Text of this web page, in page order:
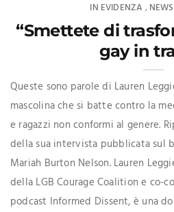
IN EVIDENZA , NEWS
“Smettete di
gay in
Queste sono parole di Lauren
mascolina che si batte contro la
e ragazzi non conformi al genere.
della sua intervista pubblicata sul
Mariah Burton Nelson. Lauren
della LGB Courage Coalition e co-
podcast Informed Dissent, è una